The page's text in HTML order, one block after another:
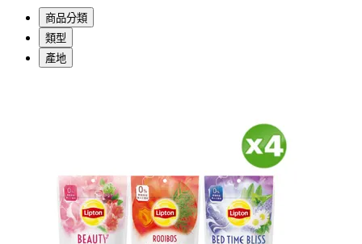
商品分類
類型
產地